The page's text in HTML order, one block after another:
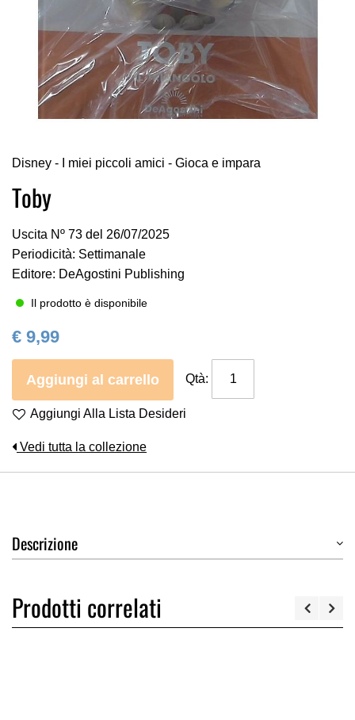
all'inizio
della
galleria
immagini
Disney - I miei piccoli amici - Gioca e impara
Toby
Uscita Nº 73 del 26/07/2025
Periodicità: Settimanale
Editore: DeAgostini Publishing
Il prodotto è disponibile
€ 9,99
Aggiungi al carrello Qtà:
Aggiungi Alla Lista Desideri
Vedi tutta la collezione
Descrizione
Prodotti correlati